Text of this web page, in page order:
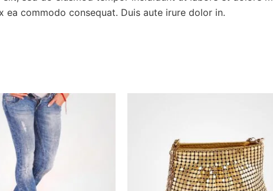
commodo consequat. Duis aute irure dolor in.